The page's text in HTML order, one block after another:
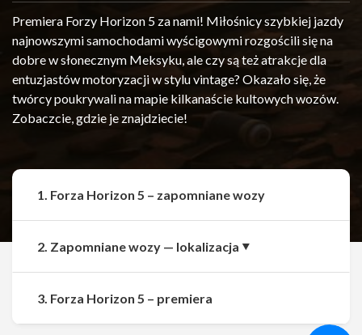
Premiera Forzy Horizon 5 za nami! Miłośnicy szybkiej jazdy
najnowszymi samochodami wyścigowymi rozgościli się na
dobre w słonecznym Meksyku, ale czy są też atrakcje dla
entuzjastów motoryzacji w stylu vintage? Okazało się, że
twórcy poukrywali na mapie kilkanaście kultowych wozów.
Zobaczcie, gdzie je znajdziecie!
Udostępnij
1. Forza Horizon 5 – zapomniane wozy
2. Zapomniane wozy — lokalizacja
3. Forza Horizon 5 – premiera